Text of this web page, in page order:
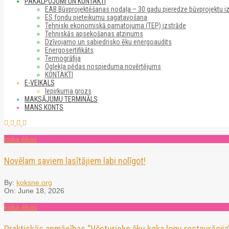
EAB Būvprojektēšanas nodaļa – 30 gadu pieredze būvprojektu
ES fondu pieteikumu sagatavošana
Tehniski ekonomiskā pamatojuma (TEP) izstrāde
Tehniskās apsekošanas atzinums
Dzīvojamo un sabiedrisko ēku energoaudits
Energosertifikāts
Termogrāfija
Oglekļa pēdas nospieduma novērtējums
KONTAKTI
E-VEIKALS
Iepirkuma grozs
MAKSĀJUMU TERMINĀLS
MANS KONTS
koka ēkas
Novēlam saviem lasītājiem labi nolīgot!
By: koksne.org
On: June 18, 2026
koka ēkas